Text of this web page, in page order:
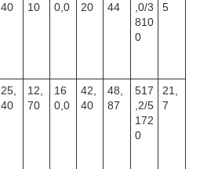
40
10
0,0
20
44
,0/3
810
0
5
25,
40
12,
70
16
0,0
42,
40
48,
87
517
,2/5
172
0
21,
7